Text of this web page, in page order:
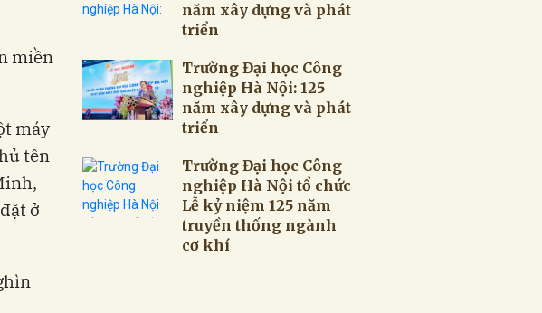
miền
máy
tên
ở
năm xây dựng và phát
triển
Trường Đại học Công
nghiệp Hà Nội: 125
năm xây dựng và phát
triển
Trường Đại học Công
nghiệp Hà Nội tổ chức
Lễ kỷ niệm 125 năm
truyền thống ngành
cơ khí